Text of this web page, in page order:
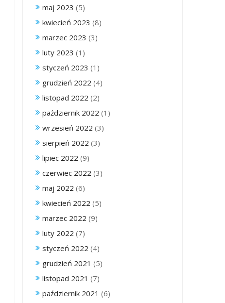
maj 2023 (5)
kwiecień 2023 (8)
marzec 2023 (3)
luty 2023 (1)
styczeń 2023 (1)
grudzień 2022 (4)
listopad 2022 (2)
październik 2022 (1)
wrzesień 2022 (3)
sierpień 2022 (3)
lipiec 2022 (9)
czerwiec 2022 (3)
maj 2022 (6)
kwiecień 2022 (5)
marzec 2022 (9)
luty 2022 (7)
styczeń 2022 (4)
grudzień 2021 (5)
listopad 2021 (7)
październik 2021 (6)